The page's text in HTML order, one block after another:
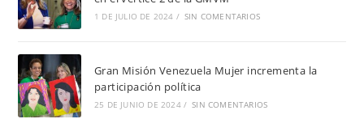
1 DE JULIO DE 2024 / SIN COMENTARIOS
Gran Misión Venezuela Mujer incrementa la
participación política
25 DE JUNIO DE 2024 / SIN COMENTARIOS